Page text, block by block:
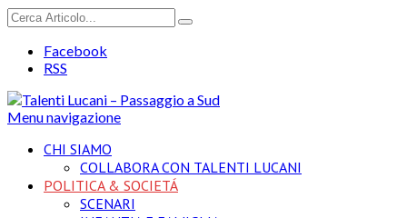
Facebook
RSS
Menu navigazione
CHI SIAMO
COLLABORA CON TALENTI LUCANI
POLITICA & SOCIETÁ
SCENARI